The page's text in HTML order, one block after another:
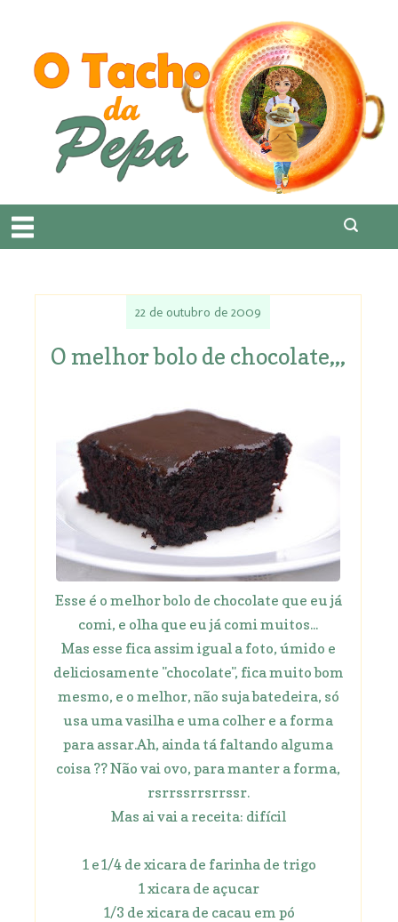
22 de outubro de 2009
O melhor bolo de chocolate,,,
Esse é o melhor bolo de chocolate que eu já
comi, e olha que eu já comi muitos...
Mas esse fica assim igual a foto, úmido e
deliciosamente "chocolate", fica muito bom
mesmo, e o melhor, não suja batedeira, só
usa uma vasilha e uma colher e a forma
para assar.Ah, ainda tá faltando alguma
coisa ?? Não vai ovo, para manter a forma,
rsrrssrrsrrssr.
Mas ai vai a receita: difícil
1 e1/4 de xicara de farinha de trigo
1 xicara de açucar
1/3 de xicara de cacau em pó